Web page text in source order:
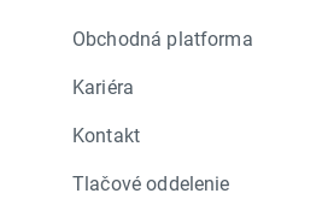
Obchodná platforma
Kariéra
Kontakt
Tlačové oddelenie